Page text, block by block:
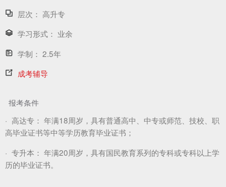
层次： 高升专
学习形式： 业余
学制： 2.5年
成考辅导
报考条件
· 高达专： 年满18周岁，具有普通高中、中专或师范、技校、职
高毕业证书等中等学历教育毕业证书；
· 专升本： 年满20周岁，具有国民教育系列的专科或专科以上学
历的毕业证书。